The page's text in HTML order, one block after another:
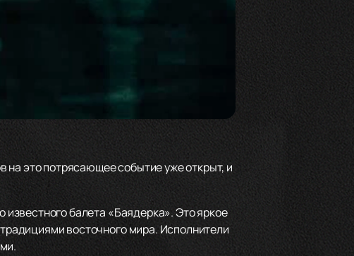
на это потрясающее событие уже открыт, и
балета «Баядерка». Это яркое
восточного мира. Исполнители